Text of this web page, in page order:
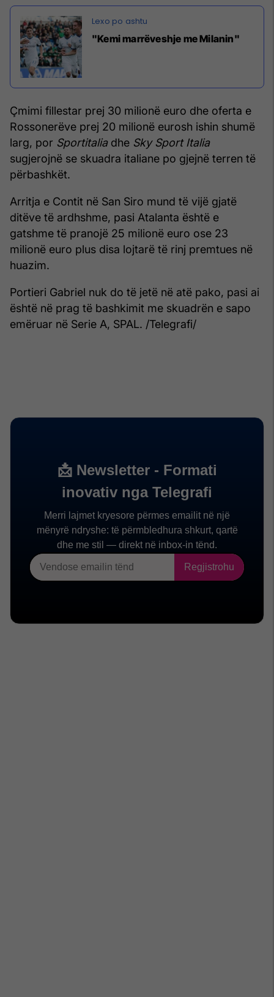
"Kemi marrëveshje me Milanin"
Çmimi fillestar prej 30 milionë euro dhe oferta e
Rossonerëve prej 20 milionë eurosh ishin shumë
larg, por Sportitaliadhe Sky Sport Italia
sugjerojnë se skuadra italiane po gjejnë terren të
përbashkët.
Arritja e Contit në San Siro mund të vijë gjatë
ditëve të ardhshme, pasi Atalanta është e
gatshme të pranojë 25 milionë euro ose 23
milionë euro plus disa lojtarë të rinj premtues në
huazim.
Portieri Gabriel nuk do të jetë në atë pako, pasi ai
është në prag të bashkimit me skuadrën e sapo
emëruar në Serie A, SPAL. /Telegrafi/